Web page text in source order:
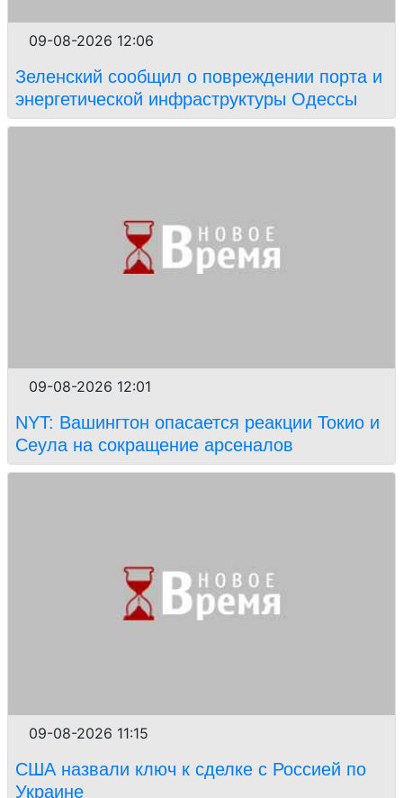
09-08-2026 12:06
Зеленский сообщил о повреждении порта и
энергетической инфраструктуры Одессы
09-08-2026 12:01
NYT: Вашингтон опасается реакции Токио и
Сеула на сокращение арсеналов
09-08-2026 11:15
США назвали ключ к сделке с Россией по
Украине